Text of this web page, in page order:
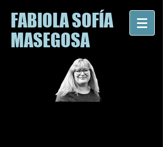
FABIOLA SOFÍA
MASEGOSA